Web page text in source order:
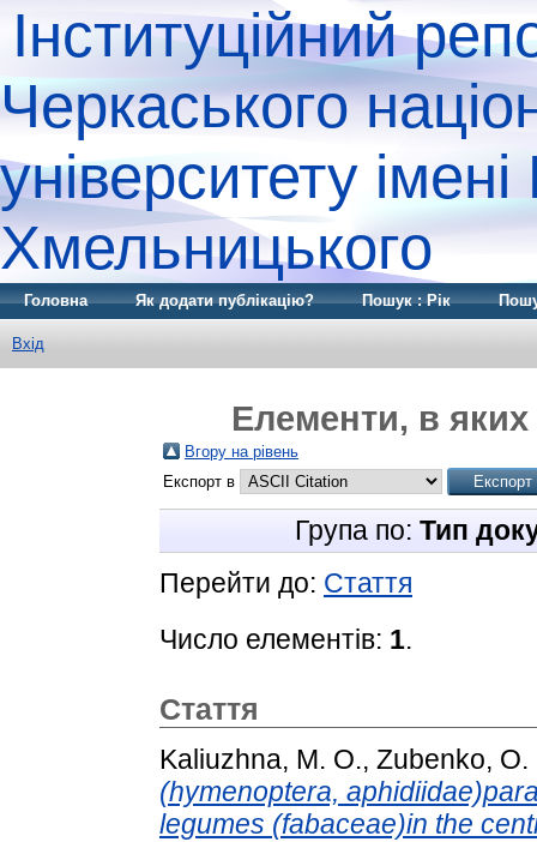
Інституційний
Черкаського
університету
Хмельницького
Головна Як додати публікацію? Пошук : Рік
Вхід
Елементи, в
Вгору на рівень
Експорт в
Група по: Тип
Перейти до: Стаття
Число елементів: 1.
Стаття
Kaliuzhna, M. O., Zubenko, O.
(hymenoptera,
legumes (fabaceae)in the